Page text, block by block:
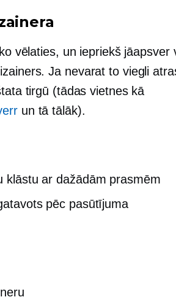
vēlaties, un iepriekš jāapsver
Ja nevarat to viegli
tirgū (tādas vietnes kā
un tā tālāk).
klāstu ar dažādām prasmēm
pēc pasūtījuma